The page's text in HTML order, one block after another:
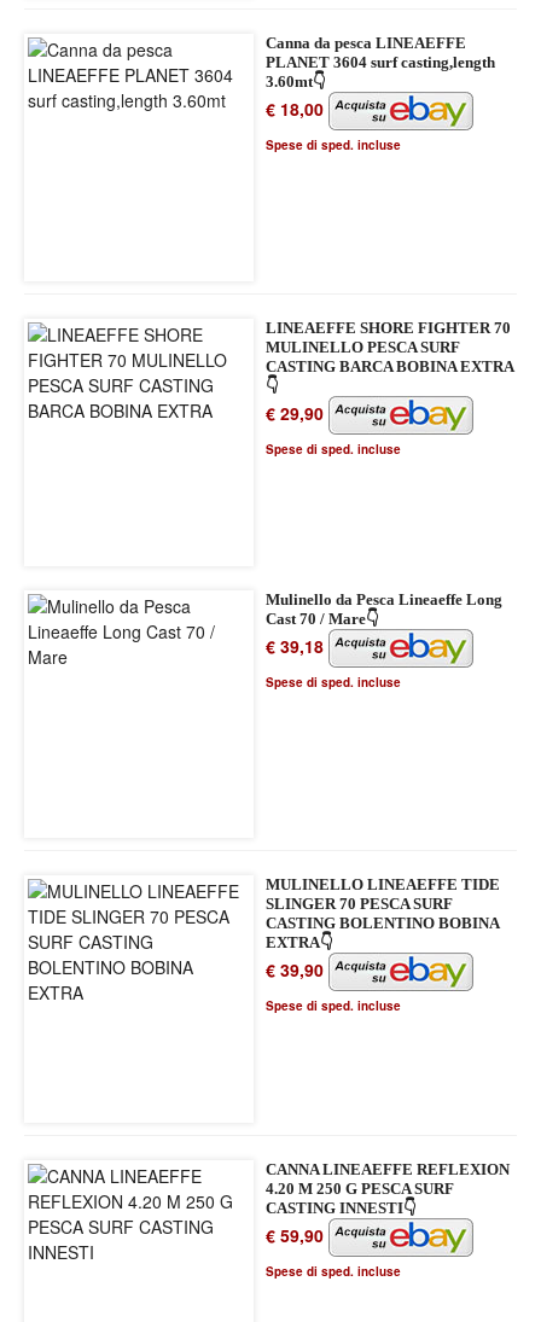
Canna da pesca LINEAEFFE
PLANET 3604 surf casting,length
3.60mt👇
€ 18,00
Spese di sped. incluse
LINEAEFFE SHORE FIGHTER 70
MULINELLO PESCA SURF
CASTING BARCA BOBINA EXTRA
👇
€ 29,90
Spese di sped. incluse
Mulinello da Pesca Lineaeffe Long
Cast 70 / Mare👇
€ 39,18
Spese di sped. incluse
MULINELLO LINEAEFFE TIDE
SLINGER 70 PESCA SURF
CASTING BOLENTINO BOBINA
EXTRA👇
€ 39,90
Spese di sped. incluse
CANNA LINEAEFFE REFLEXION
4.20 M 250 G PESCA SURF
CASTING INNESTI👇
€ 59,90
Spese di sped. incluse